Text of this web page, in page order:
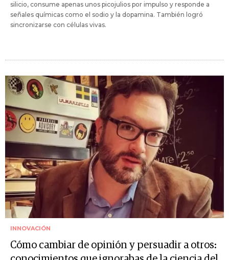
silicio, consume apenas unos picojulios por impulso y responde a
señales químicas como el sodio y la dopamina. También logró
sincronizarse con células vivas.
INNOVACIÓN
Cómo cambiar de opinión y persuadir a otros: